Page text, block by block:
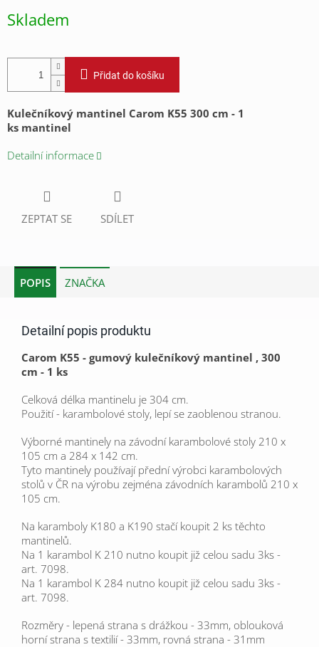
Skladem
Přidat do košíku
Kulečníkový mantinel Carom K55 300 cm - 1
ks mantinel
Detailní informace
ZEPTAT SE SDÍLET
POPIS ZNAČKA
Detailní popis produktu
Carom K55 - gumový kulečníkový mantinel , 300
cm - 1 ks
Celková délka mantinelu je 304 cm.
Použití - karambolové stoly, lepí se zaoblenou stranou.
Výborné mantinely na závodní karambolové stoly 210 x
105 cm a 284 x 142 cm.
Tyto mantinely používají přední výrobci karambolových
stolů v ČR na výrobu zejména závodních karambolů 210 x
105 cm.
Na karamboly K180 a K190 stačí koupit 2 ks těchto
mantinelů.
Na 1 karambol K 210 nutno koupit již celou sadu 3ks -
art. 7098.
Na 1 karambol K 284 nutno koupit již celou sadu 3ks -
art. 7098.
Rozměry - lepená strana s drážkou - 33mm, oblouková
horní strana s textilií - 33mm, rovná strana - 31mm